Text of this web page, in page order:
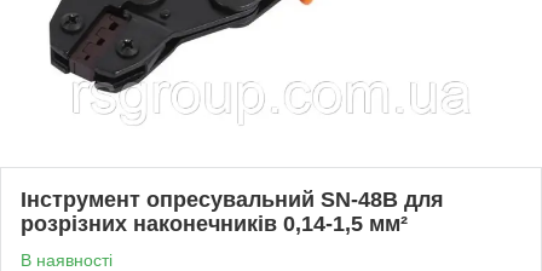
Інструмент опресувальний SN-48B для
розрізних наконечників 0,14-1,5 мм²
В наявності